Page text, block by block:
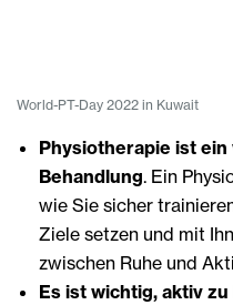
World-PT-Day 2022 in Kuwait
Physiotherapie ist
Behandlung. Ein
wie Sie sicher
Ziele setzen und mit
zwischen Ruhe und
Es ist wichtig, aktiv